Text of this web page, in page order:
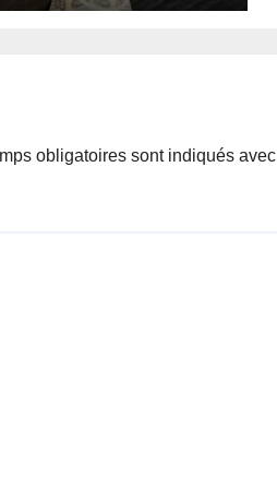
obligatoires sont indiqués avec